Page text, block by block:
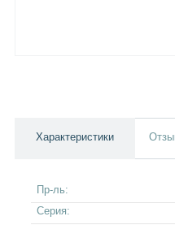
Характеристики
Пр-ль:
Серия: